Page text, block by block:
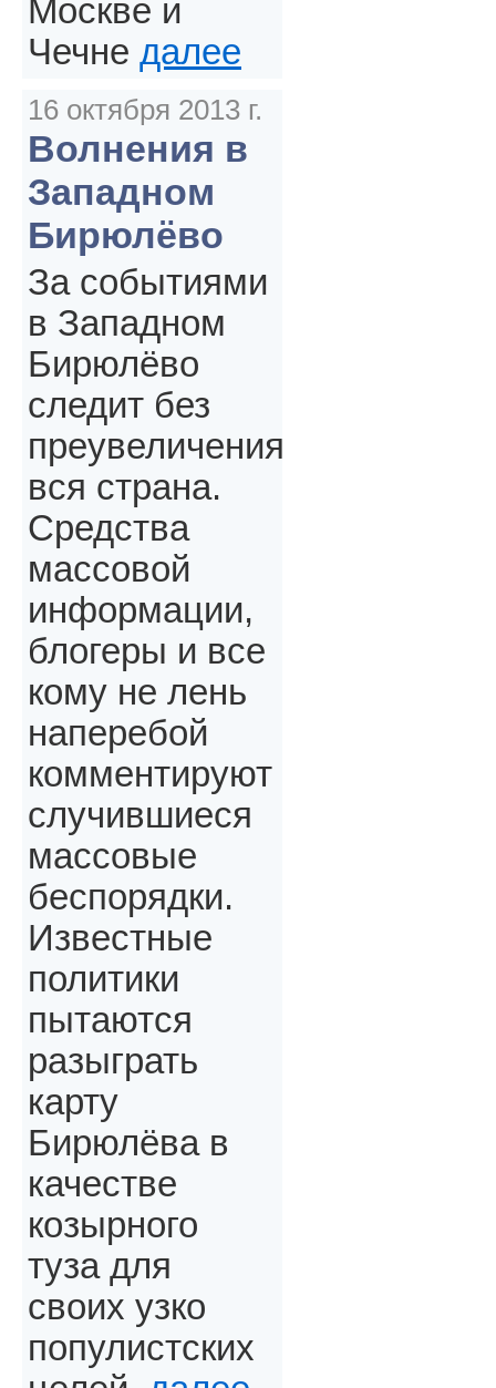
Москве и
Чечне далее
16 октября 2013 г.
Волнения в
Западном
Бирюлёво
За событиями
в Западном
Бирюлёво
следит без
преувеличения
вся страна.
Средства
массовой
информации,
блогеры и все
кому не лень
наперебой
комментируют
случившиеся
массовые
беспорядки.
Известные
политики
пытаются
разыграть
карту
Бирюлёва в
качестве
козырного
туза для
своих узко
популистских